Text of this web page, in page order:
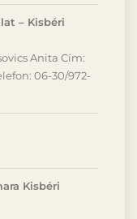
– Kisbéri
Anita Cím:
06-30/972-
Kisbéri